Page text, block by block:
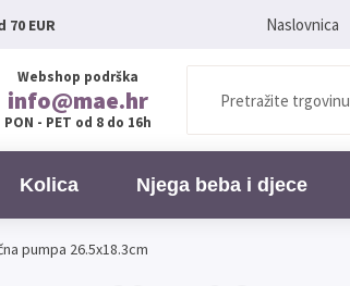
EUR Naslovnica
Webshop podrška
info@mae.hr
PON - PET od 8 do 16h
Kolica Njega beba i djece
pumpa 26.5x18.3cm